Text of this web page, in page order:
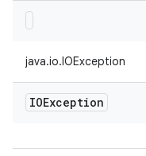
java.io.IOException
IOException